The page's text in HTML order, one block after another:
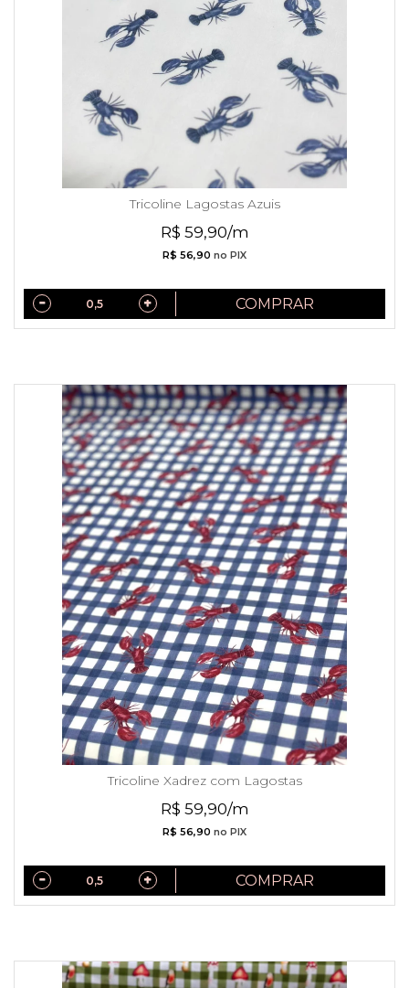
Tricoline Lagostas Azuis
R$ 59,90/m
R$ 56,90 no PIX
COMPRAR
Tricoline Xadrez com Lagostas
R$ 59,90/m
R$ 56,90 no PIX
COMPRAR